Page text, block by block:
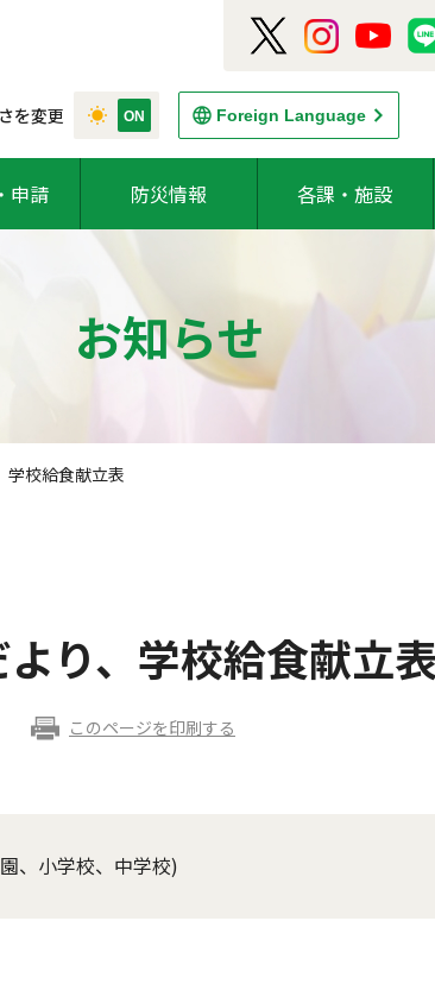
を変更 Foreign Language
申請 防災情報 各課・施設
お知らせ
学校給食献立表
り、学校給食献立
このページを印刷する
、小学校、中学校)